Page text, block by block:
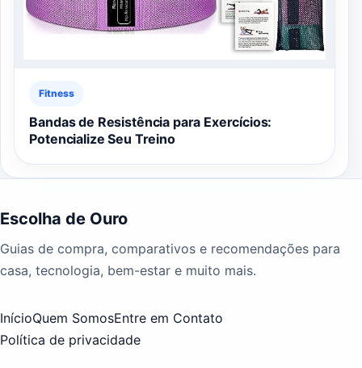
Fitness
Bandas de Resistência para Exercícios:
Potencialize Seu Treino
Escolha de Ouro
Guias de compra, comparativos e recomendações para
casa, tecnologia, bem-estar e muito mais.
InícioQuem SomosEntre em Contato
Política de privacidade